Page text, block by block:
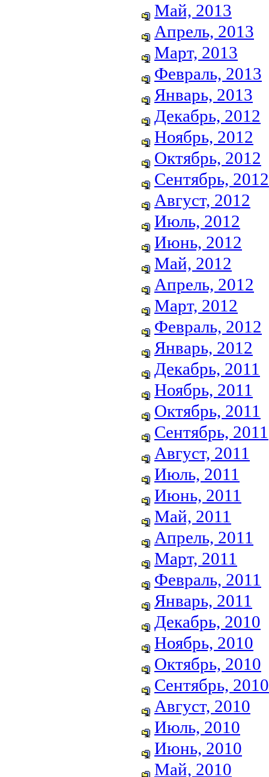
Май, 2013
Апрель, 2013
Март, 2013
Февраль, 2013
Январь, 2013
Декабрь, 2012
Ноябрь, 2012
Октябрь, 2012
Сентябрь, 2012
Август, 2012
Июль, 2012
Июнь, 2012
Май, 2012
Апрель, 2012
Март, 2012
Февраль, 2012
Январь, 2012
Декабрь, 2011
Ноябрь, 2011
Октябрь, 2011
Сентябрь, 2011
Август, 2011
Июль, 2011
Июнь, 2011
Май, 2011
Апрель, 2011
Март, 2011
Февраль, 2011
Январь, 2011
Декабрь, 2010
Ноябрь, 2010
Октябрь, 2010
Сентябрь, 2010
Август, 2010
Июль, 2010
Июнь, 2010
Май, 2010